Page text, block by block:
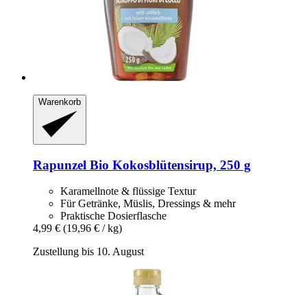
Warenkorb
Rapunzel Bio Kokosblütensirup, 250 g
Karamellnote & flüssige Textur
Für Getränke, Müslis, Dressings & mehr
Praktische Dosierflasche
4,99 € (19,96 € / kg)
Zustellung bis 10. August